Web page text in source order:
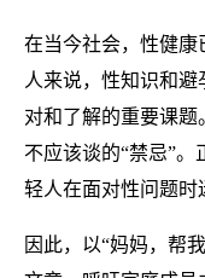
在当今社会，性健康
人来说，性知识和
对和了解的重要课
不应该谈的“禁忌”
轻人在面对性问题时
因此，以“妈妈，帮